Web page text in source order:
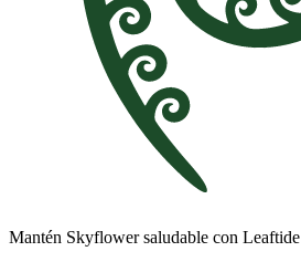
Mantén Skyflower saludable con Leaftide